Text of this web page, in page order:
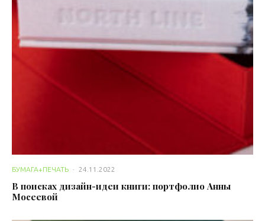
БУМАГА+ПЕЧАТЬ · 24.11.2022
В поисках дизайн-идеи книги: портфолио Анны
Мосеевой